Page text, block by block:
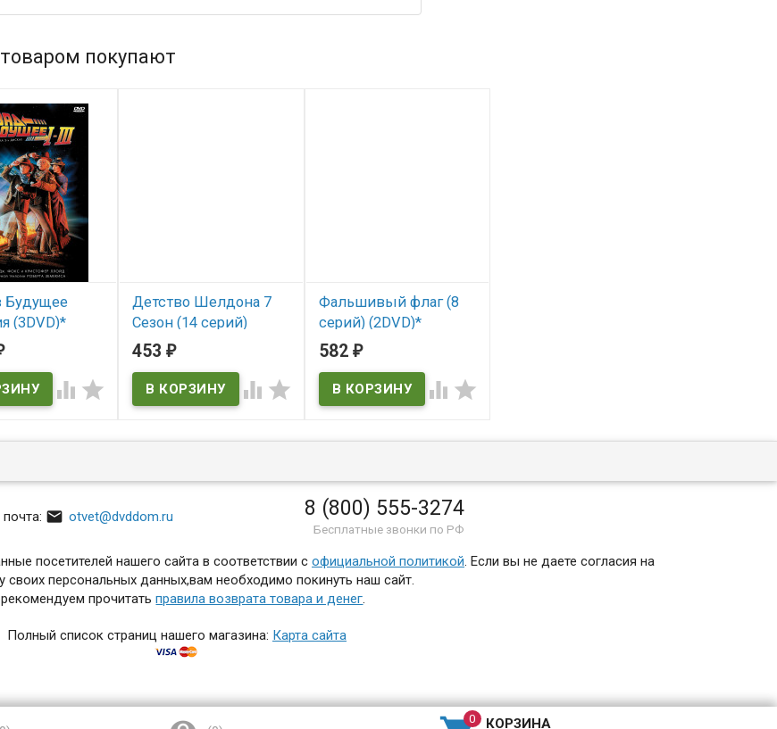
покупают
Будущее
(3DVD)*
Future /
the Future Part
II / Back to the
 
Детство Шелдона 7
Сезон (14 серий)
(2DVD)
В наличии
453₽
 
Фальшивый флаг (8
серий) (2DVD)*
В наличии
582 ₽
 
 otvet@dvddom.ru 8 (800) 555-3274
Бесплатные звонки по РФ
посетителей нашего сайта в соответствии с официальной политикой . Если вы не даете согласия на
своих персональных данных,вам необходимо покинуть наш сайт.
прочитатьправила возврата товара и денег
Полный список страниц нашего магазина: Карта сайта
КОРЗИНА